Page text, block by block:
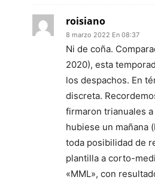
roisiano
8 marzo 2022 En 08:37
Ni de coña.
2020), esta
los despachos. En
discreta.
firmaron trianuales
hubiese un mañana
toda posibilidad de
plantilla a corto-
«MML», con